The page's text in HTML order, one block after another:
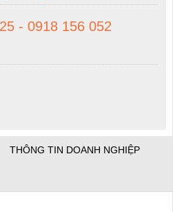
- 0918 156 052
THÔNG TIN DOANH NGHIỆP